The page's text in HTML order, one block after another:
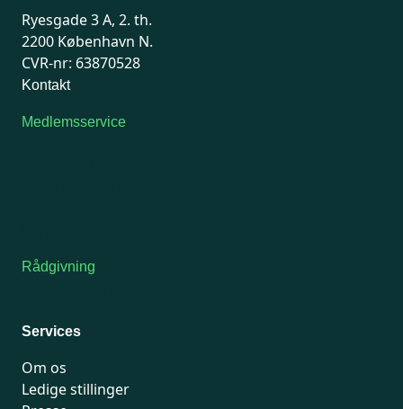
Ryesgade 3 A, 2. th.
2200 København N.
CVR-nr: 63870528
Kontakt
Medlemsservice
Rådgivning
Services
Om os
Ledige stillinger